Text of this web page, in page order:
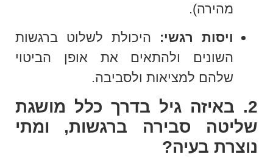
מהירה).
ויסות רגשי: היכולת לשלוט ברגשות
השונים ולהתאים את אופן הביטוי
שלהם למציאות ולסביבה.
2. באיזה גיל בדרך כלל מושגת
שליטה סבירה ברגשות, ומתי
נוצרת בעיה?